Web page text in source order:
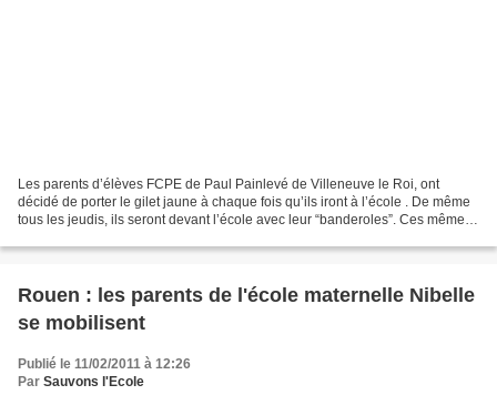
Les parents d’élèves FCPE de Paul Painlevé de Villeneuve le Roi, ont
décidé de porter le gilet jaune à chaque fois qu’ils iront à l’école . De même
tous les jeudis, ils seront devant l’école avec leur “banderoles”. Ces même
Rouen : les parents de l'école maternelle Nibelle
se mobilisent
Publié le 11/02/2011 à 12:26
Par Sauvons l'Ecole